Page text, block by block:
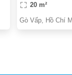
20 m²
Gò Vấp, Hồ Chí